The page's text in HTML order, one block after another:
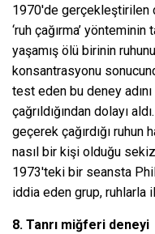
1970′de gerçekleştirilen
‘ruh çağırma’
yaşamış ölü birinin
konsantrasyonu
test eden bu deney
çağrıldığından dolayı
geçerek çağırdığı ruhun
nasıl bir kişi olduğu
1973′teki bir seansta
iddia eden grup,
8. Tanrı miğferi deneyi